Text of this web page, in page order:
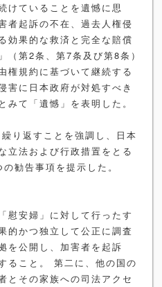
けていることを遺憾に思
者起訴の不在、過去人権侵
効果的な救済と完全な賠償
（第2条、第7条及び第8条）
権規約に基づいて継続する
害に日本政府が対処すべき
て「遺憾」を表明した。
り返すことを強調し、日本
立法および行政措置をとる
勧告事項を提示した。
慰安婦」に対して行ったす
的かつ独立して公正に調査
を公開し、加害者を起訴
ること。 第二に、他の国の
とその家族への司法アクセ